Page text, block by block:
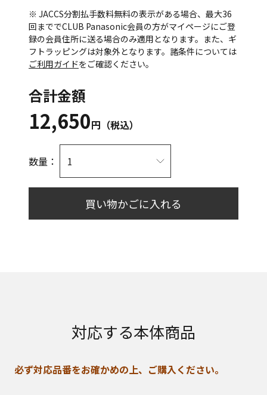
※ JACCS分割払手数料無料の表示がある場合、最大36
回まででCLUB Panasonic会員の方がマイページにご登
録の会員住所に送る場合のみ適用となります。また、ギ
フトラッピングは対象外となります。諸条件については
ご利用ガイドをご確認ください。
合計金額
12,650円（税込）
数量：
買い物かごに入れる
対応する本体商品
必ず対応品番をお確かめの上、ご購入ください。